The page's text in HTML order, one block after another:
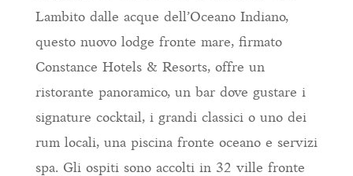
Lambito dalle acque dell’Oceano Indiano,
questo nuovo lodge fronte mare, firmato
Constance Hotels & Resorts, offre un
ristorante panoramico, un bar dove gustare i
signature cocktail, i grandi classici o uno dei
rum locali, una piscina fronte oceano e servizi
spa. Gli ospiti sono accolti in 32 ville fronte